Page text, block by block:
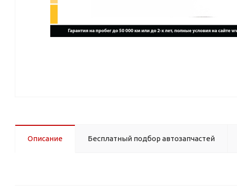
Описание Бесплатный подбор автозапчастей